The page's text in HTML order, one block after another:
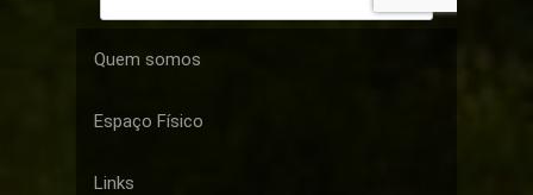
Quem somos
Espaço Físico
Links